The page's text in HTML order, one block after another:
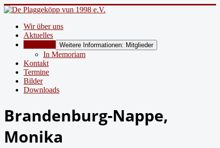
Wir über uns
Aktuelles
Weitere Informationen: Mitglieder
In Memoriam
Kontakt
Termine
Bilder
Downloads
Brandenburg-Nappe,
Monika